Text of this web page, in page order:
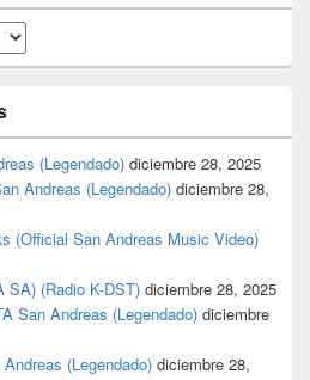
(Legendado) diciembre 28, 2025
Andreas (Legendado) diciembre 28,
(Official San Andreas Music Video)
SA) (Radio K-DST) diciembre 28, 2025
San Andreas (Legendado) diciembre
(Legendado) diciembre 28,